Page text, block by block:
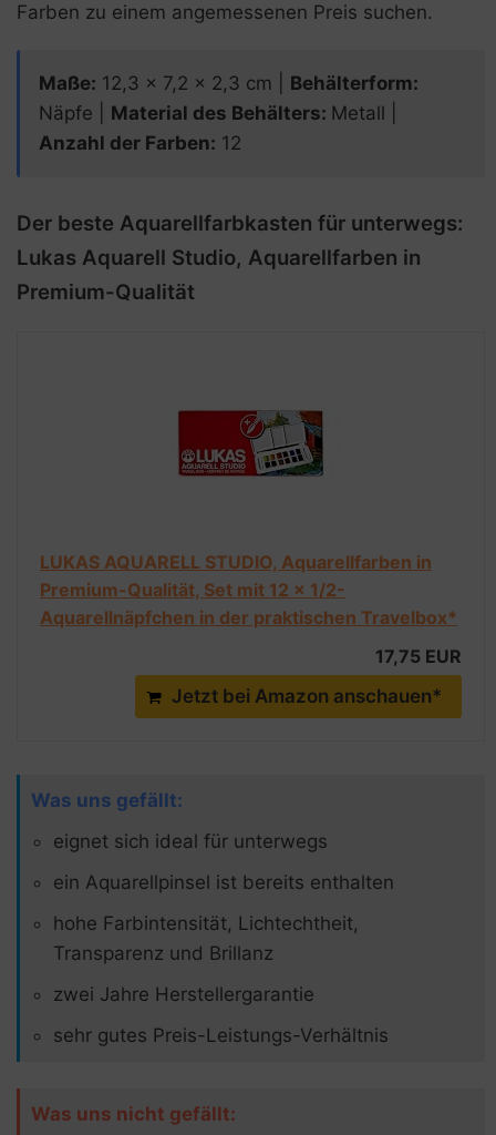
Farben zu einem angemessenen Preis suchen.
Maße: 12,3 x 7,2 x 2,3 cm | Behälterform:
Näpfe | Material des Behälters: Metall |
Anzahl der Farben: 12
Der beste Aquarellfarbkasten für unterwegs:
Lukas Aquarell Studio, Aquarellfarben in
Premium-Qualität
LUKAS AQUARELL STUDIO, Aquarellfarben in
Premium-Qualität, Set mit 12 x 1/2-
Aquarellnäpfchen in der praktischen Travelbox*
17,75 EUR
Jetzt bei Amazon anschauen*
Was uns gefällt:
eignet sich ideal für unterwegs
ein Aquarellpinsel ist bereits enthalten
hohe Farbintensität, Lichtechtheit,
Transparenz und Brillanz
zwei Jahre Herstellergarantie
sehr gutes Preis-Leistungs-Verhältnis
Was uns nicht gefällt: